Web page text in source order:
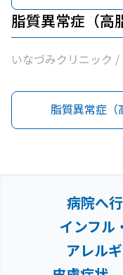
脂質異常症（高
いなづみクリニック
脂質異常症（
病院へ
インフル
アレル